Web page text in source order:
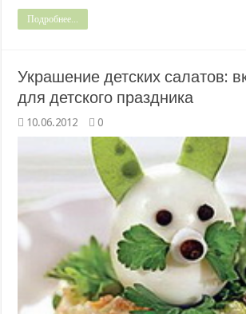
Подробнее...
Украшение детских салатов:
для детского праздника
10.06.2012 0